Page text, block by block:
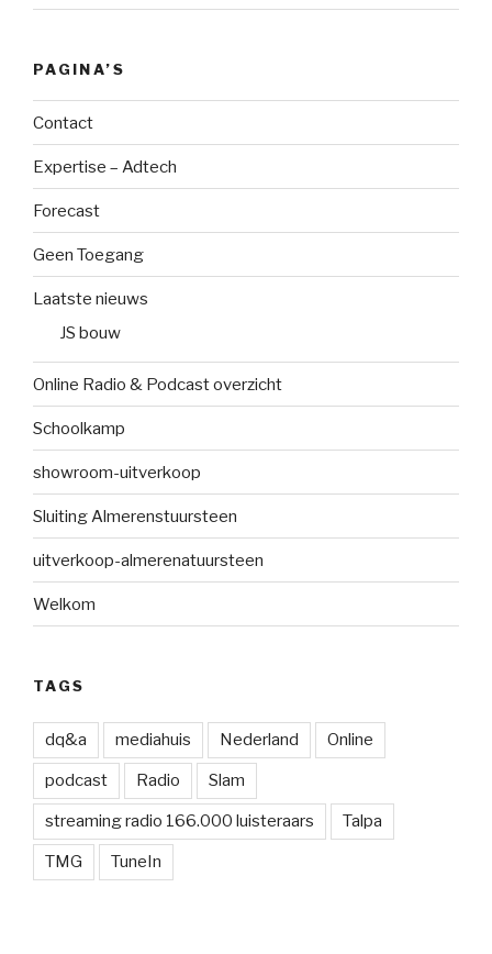
PAGINA’S
Contact
Expertise – Adtech
Forecast
Geen Toegang
Laatste nieuws
JS bouw
Online Radio & Podcast overzicht
Schoolkamp
showroom-uitverkoop
Sluiting Almerenstuursteen
uitverkoop-almerenatuursteen
Welkom
TAGS
dq&a mediahuis Nederland Online
podcast Radio Slam
streaming radio 166.000 luisteraars Talpa
TMG TuneIn